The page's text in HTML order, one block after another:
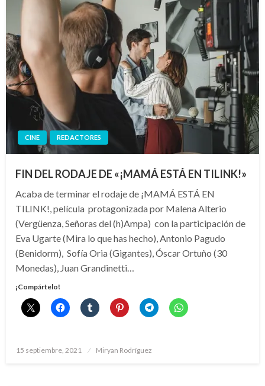
CINE REDACTORES
FIN DEL RODAJE DE «¡MAMÁ ESTÁ EN TILINK!»
Acaba de terminar el rodaje de ¡MAMÁ ESTÁ EN
TILINK!, película protagonizada por Malena Alterio
(Vergüenza, Señoras del (h)Ampa) con la participación de
Eva Ugarte (Mira lo que has hecho), Antonio Pagudo
(Benidorm), Sofía Oria (Gigantes), Óscar Ortuño (30
Monedas), Juan Grandinetti…
¡Compártelo!
Publicado
15 septiembre, 2021 Miryan Rodríguez